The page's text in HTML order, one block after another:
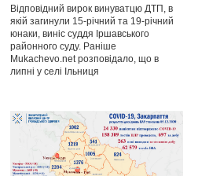
Відповідний вирок винуватцю ДТП, в
якій загинули 15-річний та 19-річний
юнаки, виніс суддя Іршавського
районного суду. Раніше
Mukachevo.net розповідало, що в
липні у селі Ільниця